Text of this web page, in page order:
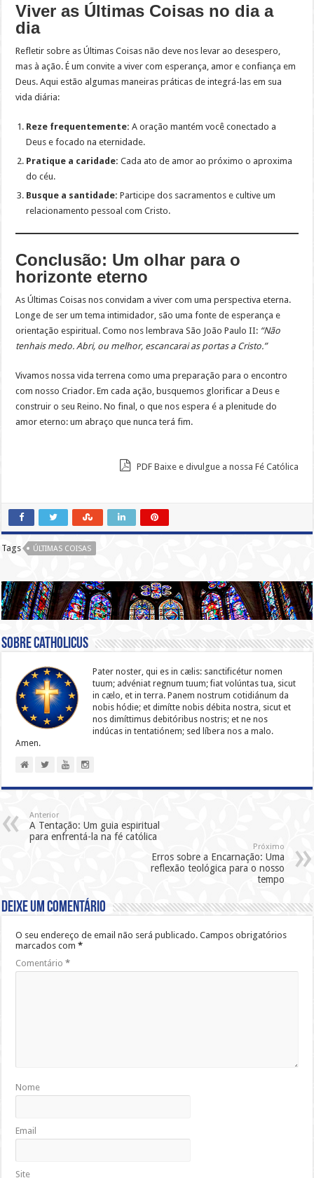
Viver as Últimas Coisas no dia a
dia
Refletir sobre as Últimas Coisas não deve nos levar ao desespero,
mas à ação. É um convite a viver com esperança, amor e confiança em
Deus. Aqui estão algumas maneiras práticas de integrá-las em sua
vida diária:
Reze frequentemente: A oração mantém você conectado a
Deus e focado na eternidade.
Pratique a caridade: Cada ato de amor ao próximo o aproxima
do céu.
Busque a santidade: Participe dos sacramentos e cultive um
relacionamento pessoal com Cristo.
Conclusão: Um olhar para o
horizonte eterno
As Últimas Coisas nos convidam a viver com uma perspectiva eterna.
Longe de ser um tema intimidador, são uma fonte de esperança e
orientação espiritual. Como nos lembrava São João Paulo II: “Não
tenhais medo. Abri, ou melhor, escancarai as portas a Cristo.”
Vivamos nossa vida terrena como uma preparação para o encontro
com nosso Criador. Em cada ação, busquemos glorificar a Deus e
construir o seu Reino. No final, o que nos espera é a plenitude do
amor eterno: um abraço que nunca terá fim.
PDF Baixe e divulgue a nossa Fé Católica
Tags ÚLTIMAS COISAS
Sobre catholicus
Pater noster, qui es in cælis: sanc­ti­ficétur nomen
tuum; advéniat regnum tuum; fiat volúntas tua, sicut
in cælo, et in terra. Panem nostrum cotidiánum da
nobis hódie; et dimítte nobis débita nostra, sicut et
nos dimíttimus debitóribus nostris; et ne nos
indúcas in ten­ta­tiónem; sed líbera nos a malo.
Amen.
Anterior
A Tentação: Um guia espiritual
para enfrentá-la na fé católica
Próximo
Erros sobre a Encarnação: Uma
reflexão teológica para o nosso
tempo
Deixe um comentário
O seu endereço de email não será publicado. Campos obrigatórios
marcados com*
Comentário*
Nome
Email
Site